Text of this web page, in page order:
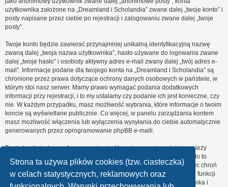
Strona ta używa plików cookies (tzw. ciasteczka)
w celach statystycznych, reklamowych oraz
użytkownika założone na „Dreamland i Scholandia” zwane dalej „twoje konto” i
posty napisane przez ciebie po rejestracji i zalogowaniu zwane dalej „twoje
posty”.
Twoje konto będzie zawierać przynajmniej unikalną identyfikacyjną nazwę
zwaną dalej „twoja nazwa użytkownika”, hasło używane do logowania zwane
dalej „twoje hasło” i osobisty aktywny adres e-mail zwany dalej „twój adres e-
mail”. Informacje podane dla twojego konta na „Dreamland i Scholandia” są
chronione przez prawa dotyczące ochrony danych osobowych w państwie, w
którym stoi nasz serwer. Mamy prawo wymagać podania dodatkowych
informacji przy rejestracji, i to my ustalamy czy podanie ich jest konieczne, czy
nie. W każdym przypadku, masz możliwość wybrania, które informacje o twoim
koncie są wyświetlane publicznie. Co więcej, w panelu zarządzania kontem
masz możliwość włączenia lub wyłączenia wysyłania do ciebie automatycznie
generowanych przez oprogramowanie phpBB e-maili.
Twoje hasło jest zaszyfrowane, więc jest bezpieczne, niemniej nie należy
używać tego samego hasła na różnych witrynach internetowych. Hasło to
umożliwia dostęp do twojego konta na „Dreamland i Scholandia”, więc chroń
je i w żadnym wypadku nie podawajnikomu. Jeśli je zapomnisz, użyj funkcji
„Nie pamiętam hasła”. Witryna poprosi cię o podanie nazwy użytkownika i